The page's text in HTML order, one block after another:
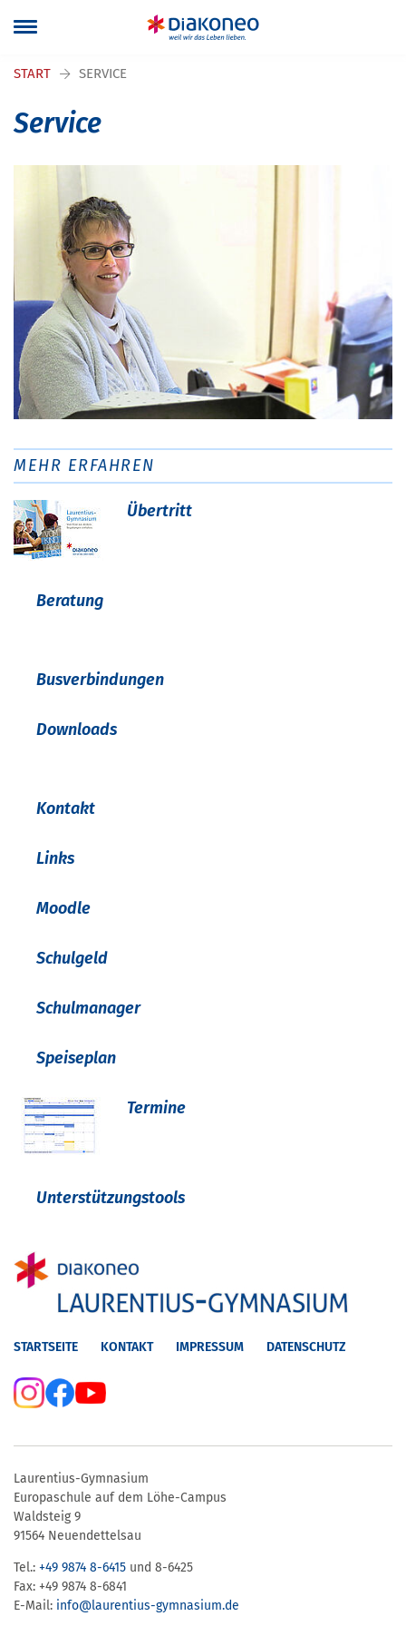
START SERVICE
Service
MEHR ERFAHREN
Übertritt
Beratung
Busverbindungen
Downloads
Kontakt
Links
Moodle
Schulgeld
Schulmanager
Speiseplan
Termine
Unterstützungstools
STARTSEITE KONTAKT IMPRESSUM DATENSCHUTZ
Laurentius-Gymnasium
Europaschule auf dem Löhe-Campus
Waldsteig 9
91564 Neuendettelsau
Tel.: +49 9874 8-6415 und 8-6425
Fax: +49 9874 8-6841
E-Mail: info@laurentius-gymnasium.de